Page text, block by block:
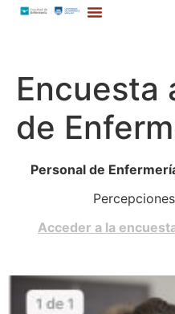
Encuesta
de
Personal de
Acceder a la